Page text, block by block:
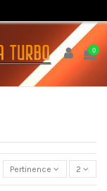
0
Pertinence 2